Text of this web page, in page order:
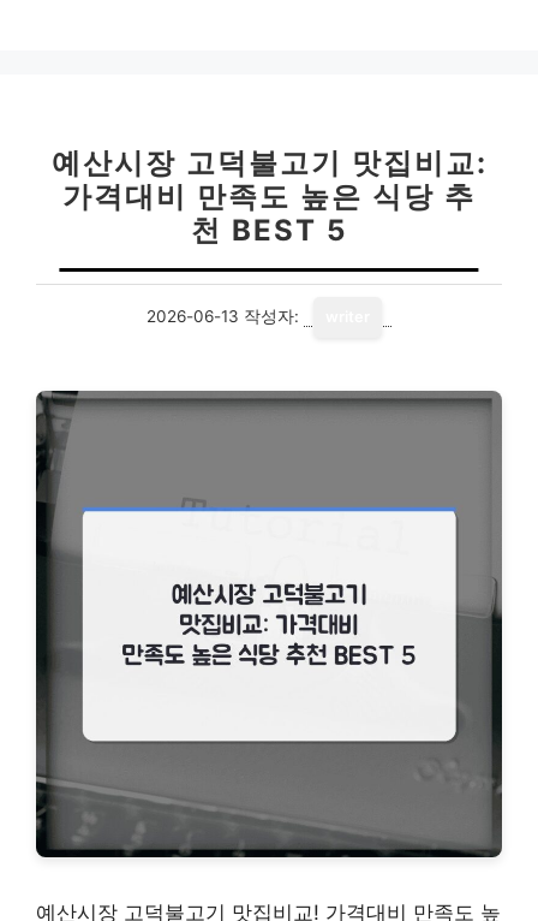
예산시장 고덕불고기 맛집비교:
가격대비 만족도 높은 식당 추
천 BEST 5
2026-06-13 작성자:
예산시장 고덕불고기 맛집비교! 가격대비 만족도 높